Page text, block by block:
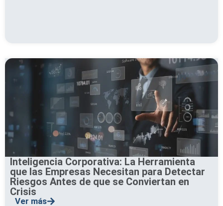
Inteligencia Corporativa: La Herramienta
que las Empresas Necesitan para Detectar
Riesgos Antes de que se Conviertan en
Crisis
Ver más